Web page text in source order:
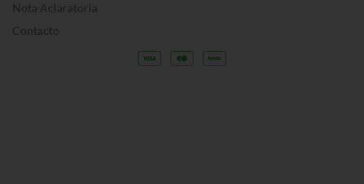
Nota Aclaratoria
Contacto